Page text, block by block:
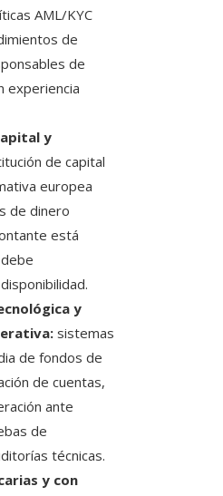
AML/KYC
de
de
experiencia
y
de capital
europea
de dinero
está
y
sistemas
de fondos de
de cuentas,
ante
de
técnicas.
y con